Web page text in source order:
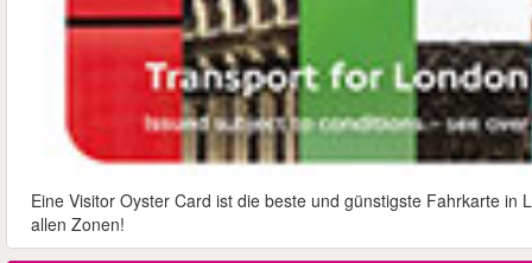
Eine Visitor Oyster Card ist die beste und günstigste Fahrkarte
allen Zonen!